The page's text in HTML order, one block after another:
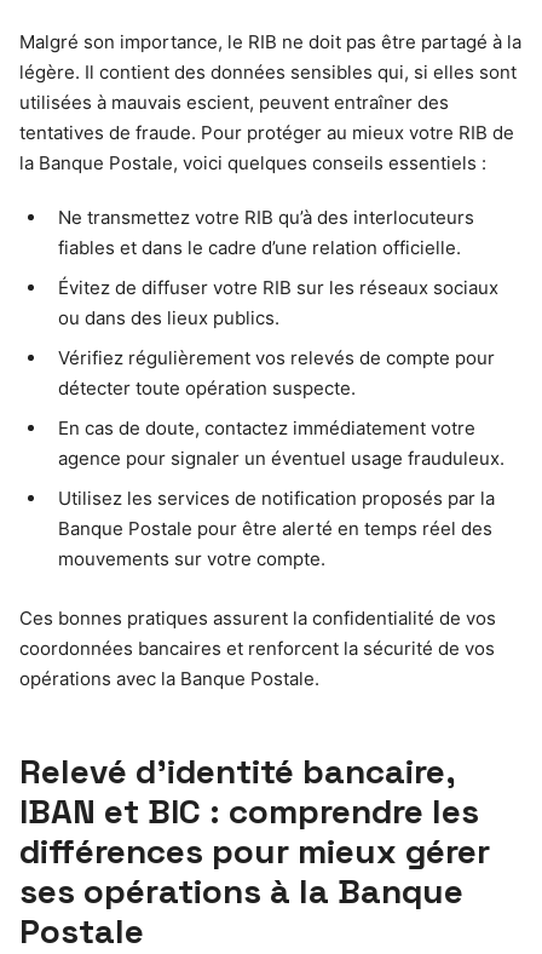
Malgré son importance, le RIB ne doit pas être partagé à la
légère. Il contient des données sensibles qui, si elles sont
utilisées à mauvais escient, peuvent entraîner des
tentatives de fraude. Pour protéger au mieux votre RIB de
la Banque Postale, voici quelques conseils essentiels :
Ne transmettez votre RIB qu’à des interlocuteurs
fiables et dans le cadre d’une relation officielle.
Évitez de diffuser votre RIB sur les réseaux sociaux
ou dans des lieux publics.
Vérifiez régulièrement vos relevés de compte pour
détecter toute opération suspecte.
En cas de doute, contactez immédiatement votre
agence pour signaler un éventuel usage frauduleux.
Utilisez les services de notification proposés par la
Banque Postale pour être alerté en temps réel des
mouvements sur votre compte.
Ces bonnes pratiques assurent la confidentialité de vos
coordonnées bancaires et renforcent la sécurité de vos
opérations avec la Banque Postale.
Relevé d’identité bancaire,
IBAN et BIC : comprendre les
différences pour mieux gérer
ses opérations à la Banque
Postale